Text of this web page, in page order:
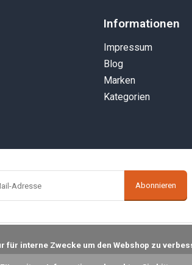
Informationen
Impressum
Blog
Marken
Kategorien
Abonnieren